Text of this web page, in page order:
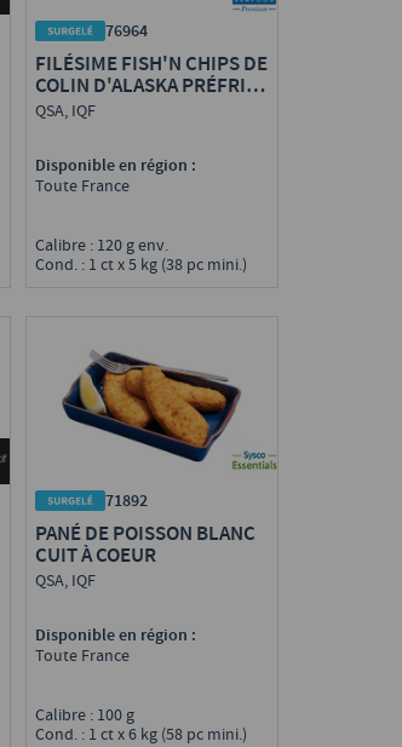
76964
FILÉSIME FISH'N CHIPS DE
COLIN D'ALASKA PRÉFRIT
MSC
QSA, IQF
Disponible en région :
Toute France
Calibre : 120 g env.
Cond. : 1 ct x 5 kg (38 pc mini.)
71892
PANÉ DE POISSON BLANC
CUIT À COEUR
QSA, IQF
Disponible en région :
Toute France
Calibre : 100 g
Cond. : 1 ct x 6 kg (58 pc mini.)